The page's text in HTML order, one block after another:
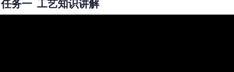
任务一 工艺知识讲解